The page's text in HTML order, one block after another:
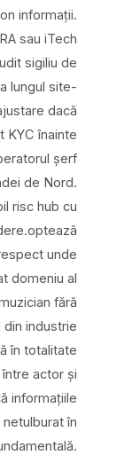
informații.
sau iTech
sigiliu de
lungul site-
dacă
KYC înainte
șerf
de Nord.
risc hub cu
unde
domeniu al
fără
industrie
în totalitate
actor și
informațiile
în